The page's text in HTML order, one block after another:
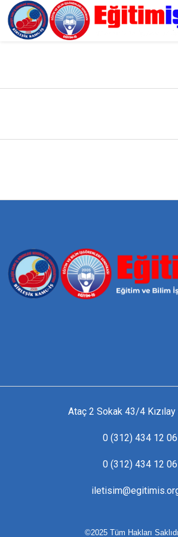
Ataç 2 Sokak 43/4 Kızılay
0 (312) 434 12 06
0 (312) 434 12 06
©2025 Tüm Hakları